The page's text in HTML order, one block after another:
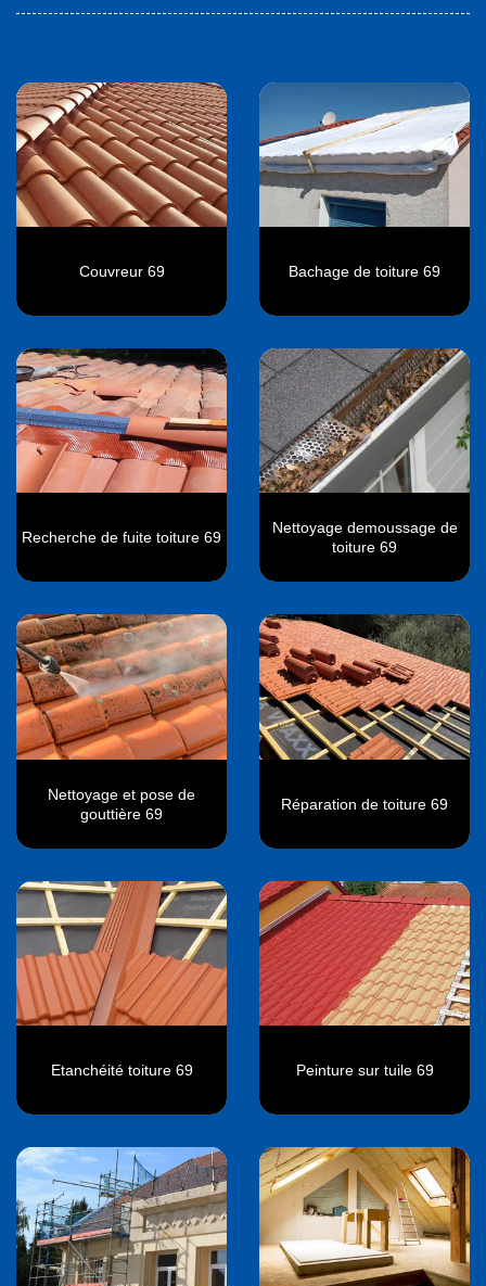
Couvreur 69 Bachage de toiture 69
Recherche de fuite toiture 69
Nettoyage demoussage de
toiture 69
Nettoyage et pose de
gouttière 69
Réparation de toiture 69
Etanchéité toiture 69 Peinture sur tuile 69